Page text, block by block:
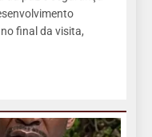
final da visita,